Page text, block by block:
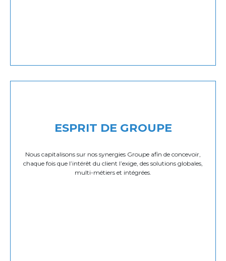
ESPRIT DE GROUPE
Nous capitalisons sur nos synergies Groupe afin de concevoir,
chaque fois que l’intérêt du client l’exige, des solutions globales,
multi-métiers et intégrées.